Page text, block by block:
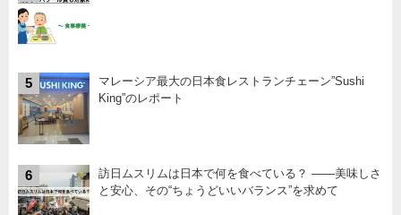
5
マレーシア最大の日本食レストランチェーン”Sushi
King”のレポート
6
訪日ムスリムは日本で何を食べている？ ――美味しさ
と安心、その“ちょうどいいバランス”を求めて